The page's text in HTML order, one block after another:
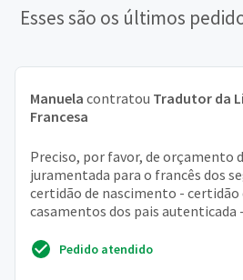
Esses são os últimos
Manuela contratou Tradutor da
Francesa
Preciso, por favor, de orçamento
juramentada para o francês dos
certidão de nascimento - certidão
casamentos dos pais autenticada -
Pedido atendido